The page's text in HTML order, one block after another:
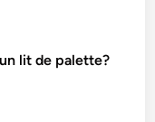
lit de palette?